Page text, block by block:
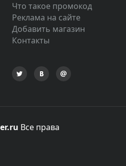
Что такое промокод
Реклама на сайте
Добавить магазин
Контакты
Все права